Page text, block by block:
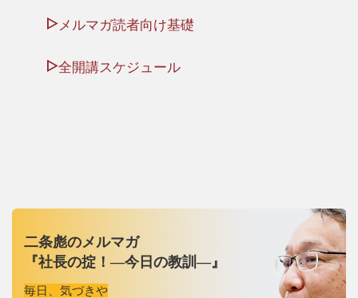
メルマガ読者向け基礎
全開講スケジュール
二条彪のメルマガ
『社長の掟！―今日の教訓―』
毎日、気づきや